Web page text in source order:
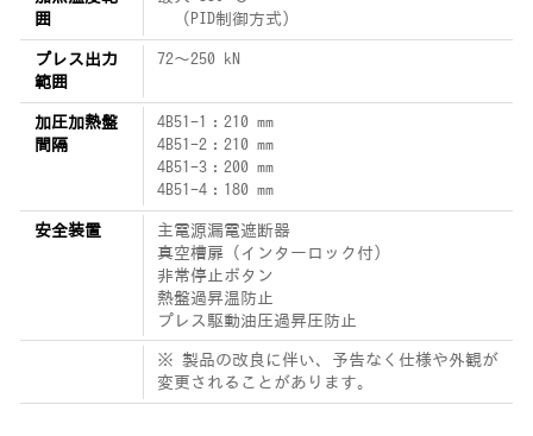
囲
（PID制御方式）
プレス出力
範囲
72～250 kN
加圧加熱盤
間隔
4B51-1：210 mm
4B51-2：210 mm
4B51-3：200 mm
4B51-4：180 mm
安全装置
主電源漏電遮断器
真空槽扉（インターロック付）
非常停止ボタン
熱盤過昇温防止
プレス駆動油圧過昇圧防止
※ 製品の改良に伴い、予告なく仕様や外観が
変更されることがあります。